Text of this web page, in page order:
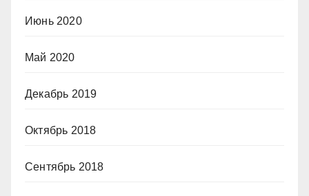
Июнь 2020
Май 2020
Декабрь 2019
Октябрь 2018
Сентябрь 2018